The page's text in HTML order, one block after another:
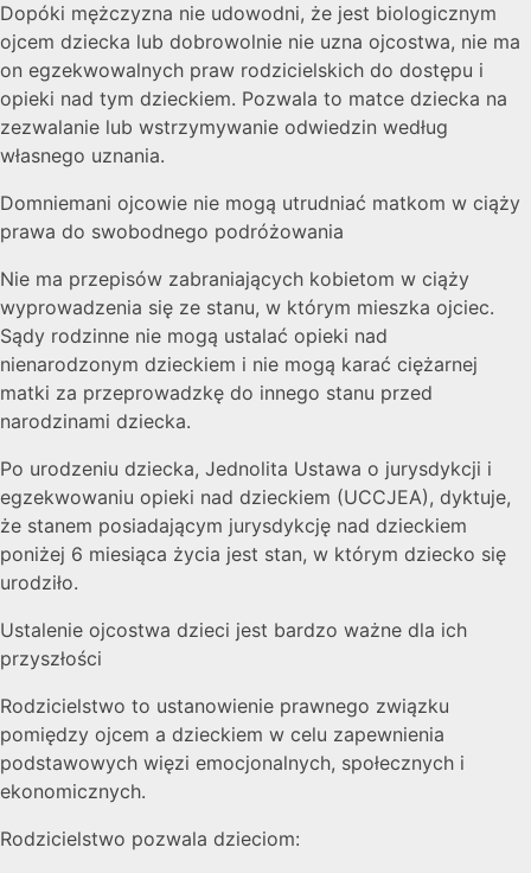
Dopóki mężczyzna nie udowodni, że jest biologicznym
ojcem dziecka lub dobrowolnie nie uzna ojcostwa, nie ma
on egzekwowalnych praw rodzicielskich do dostępu i
opieki nad tym dzieckiem. Pozwala to matce dziecka na
zezwalanie lub wstrzymywanie odwiedzin według
własnego uznania.
Domniemani ojcowie nie mogą utrudniać matkom w ciąży
prawa do swobodnego podróżowania
Nie ma przepisów zabraniających kobietom w ciąży
wyprowadzenia się ze stanu, w którym mieszka ojciec.
Sądy rodzinne nie mogą ustalać opieki nad
nienarodzonym dzieckiem i nie mogą karać ciężarnej
matki za przeprowadzkę do innego stanu przed
narodzinami dziecka.
Po urodzeniu dziecka, Jednolita Ustawa o jurysdykcji i
egzekwowaniu opieki nad dzieckiem (UCCJEA), dyktuje,
że stanem posiadającym jurysdykcję nad dzieckiem
poniżej 6 miesiąca życia jest stan, w którym dziecko się
urodziło.
Ustalenie ojcostwa dzieci jest bardzo ważne dla ich
przyszłości
Rodzicielstwo to ustanowienie prawnego związku
pomiędzy ojcem a dzieckiem w celu zapewnienia
podstawowych więzi emocjonalnych, społecznych i
ekonomicznych.
Rodzicielstwo pozwala dzieciom: